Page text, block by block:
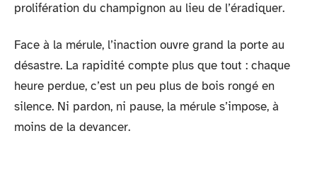
prolifération du champignon au lieu de l’éradiquer.
Face à la mérule, l’inaction ouvre grand la porte au
désastre. La rapidité compte plus que tout : chaque
heure perdue, c’est un peu plus de bois rongé en
silence. Ni pardon, ni pause, la mérule s’impose, à
moins de la devancer.